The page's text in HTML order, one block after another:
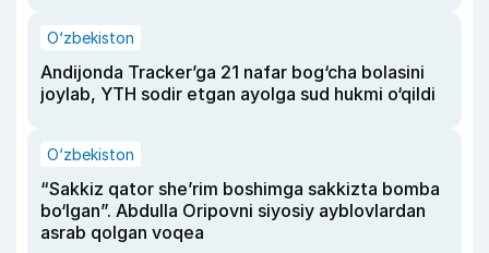
O‘zbekiston
Andijonda Tracker’ga 21 nafar bog‘cha bolasini
joylab, YTH sodir etgan ayolga sud hukmi o‘qildi
O‘zbekiston
“Sakkiz qator she’rim boshimga sakkizta bomba
bo‘lgan”. Abdulla Oripovni siyosiy ayblovlardan
asrab qolgan voqea